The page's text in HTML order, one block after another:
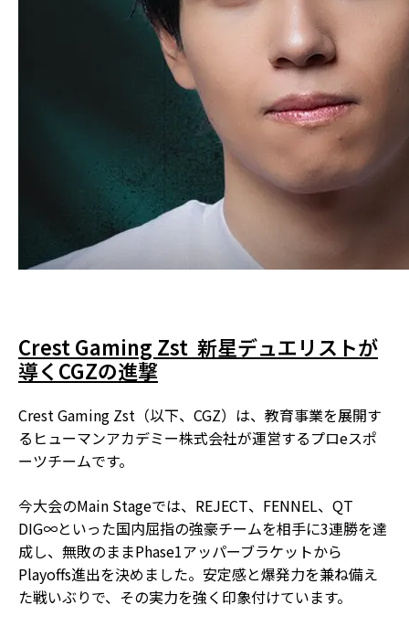
Crest Gaming Zst ―― 新星デュエリストが
導くCGZの進撃
Crest Gaming Zst（以下、CGZ）は、教育事業を展開す
るヒューマンアカデミー株式会社が運営するプロeスポ
ーツチームです。
今大会のMain Stageでは、REJECT、FENNEL、QT
DIG∞といった国内屈指の強豪チームを相手に3連勝を達
成し、無敗のままPhase1アッパーブラケットから
Playoffs進出を決めました。安定感と爆発力を兼ね備え
た戦いぶりで、その実力を強く印象付けています。